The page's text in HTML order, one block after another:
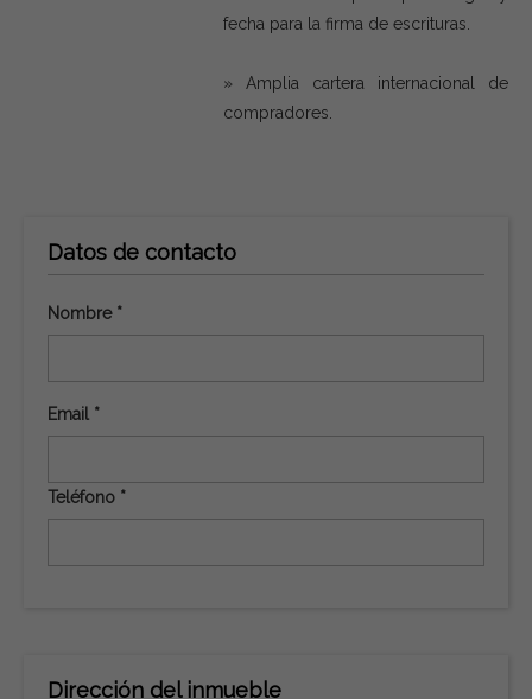
fecha para la firma de escrituras.
» Amplia cartera internacional de
compradores.
Datos de contacto
Nombre *
Email *
Teléfono *
Dirección del inmueble